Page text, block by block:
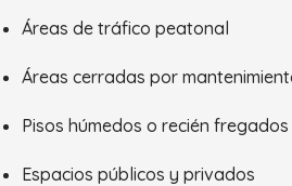
Áreas de tráfico peatonal
Áreas cerradas por
Pisos húmedos o recién fregados
Espacios públicos y privados